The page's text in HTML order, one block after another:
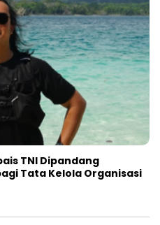
TNI Dipandang
Tata Kelola Organisasi